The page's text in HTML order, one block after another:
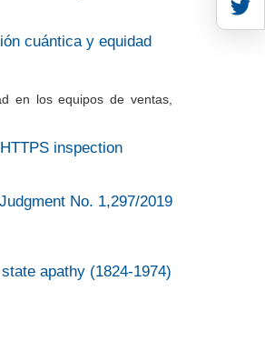
cuántica y equidad
en los equipos de ventas,
inspection
No. 1,297/2019
apathy (1824-1974)